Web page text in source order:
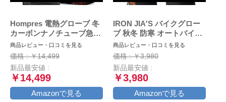
Hompres 電熱グローブ 冬
カーボンナノチューブ急速
発熱 バイク グローブ 大容
量バッテリー付 シガーソケ
ット給電 バッテリー残量表
示 4段階温度調節 スマホ対
応 防寒防風 撥水加工 通勤
通学 作業 男女兼用L
商品レビュー・口コミを見る
価格 : ￥14,499
新品最安値 :
￥14,499
Amazonで見る
IRON JIA'S バイクグロー
ブ 秋冬 防寒 オートバイ手
袋 冬用 スマホ対応 防水 防
風 保護手袋 裏起毛 滑り止
め ブラック M
商品レビュー・口コミを見る
価格 : ￥3,980
新品最安値 :
￥3,980
Amazonで見る